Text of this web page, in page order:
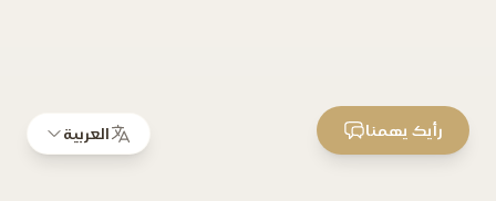
العربية رأيك يهمنا